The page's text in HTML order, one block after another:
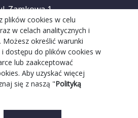
plików cookies w celu
w celach analitycznych i
określić warunki
dostępu do plików cookies w
lub zaakceptować
Aby uzyskać więcej
się z naszą "Polityką
Zamkowa 1
100 Łańcut
(17) 225 20 08